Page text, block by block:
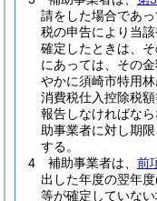
請をした場合であ
税の申告により当
確定したときは、
にあっては、その
やかに須崎市特用
消費税仕入控除税
報告しなければなら
助事業者に対し期
する。
4
補助事業者は、 前
出した年度の翌年度
等が確定していな